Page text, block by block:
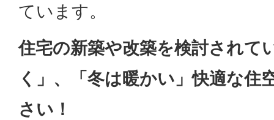
ています。
住宅の新築や改築を検討されて
く」、「冬は暖かい」快適な住
さい！